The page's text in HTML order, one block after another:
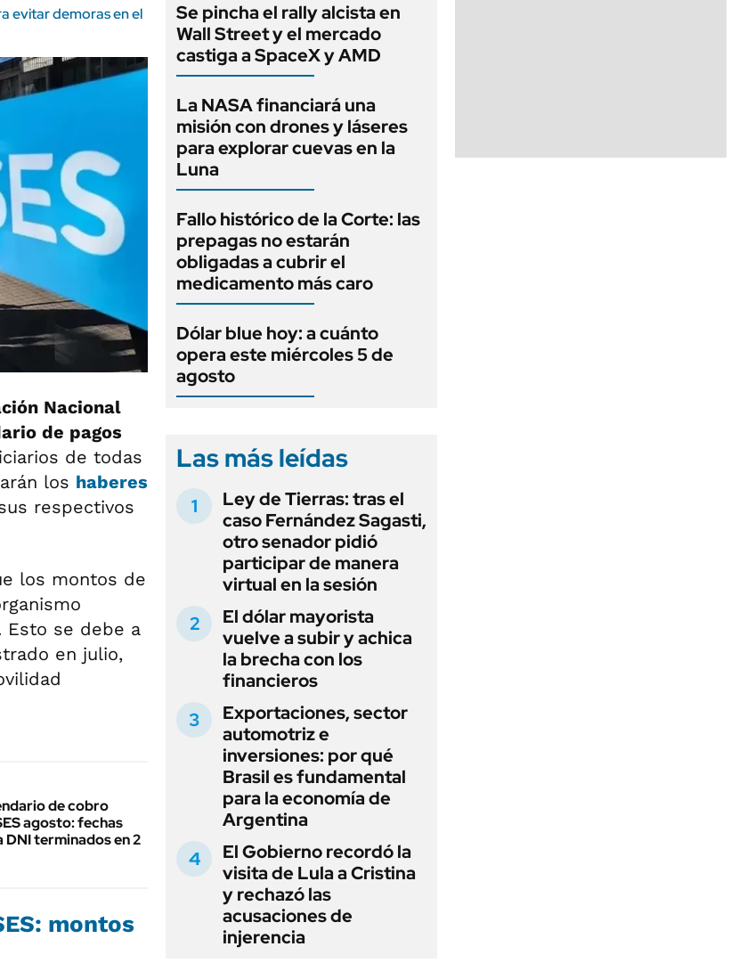
evitar demoras en el
Nacional
de pagos
de todas
los haberes
respectivos
los montos de
Esto se debe a
en julio,
de cobro
agosto: fechas
DNI terminados en 2
montos
Se pincha el rally alcista en
Wall Street y el mercado
castiga a SpaceX y AMD
La NASA financiará una
misión con drones y láseres
para explorar cuevas en la
Luna
Fallo histórico de la Corte: las
prepagas no estarán
obligadas a cubrir el
medicamento más caro
Dólar blue hoy: a cuánto
opera este miércoles 5 de
agosto
Las más leídas
Ley de Tierras: tras el
caso Fernández Sagasti,
otro senador pidió
participar de manera
virtual en la sesión
El dólar mayorista
vuelve a subir y achica
la brecha con los
financieros
Exportaciones, sector
automotriz e
inversiones: por qué
Brasil es fundamental
para la economía de
Argentina
El Gobierno recordó la
visita de Lula a Cristina
y rechazó las
acusaciones de
injerencia